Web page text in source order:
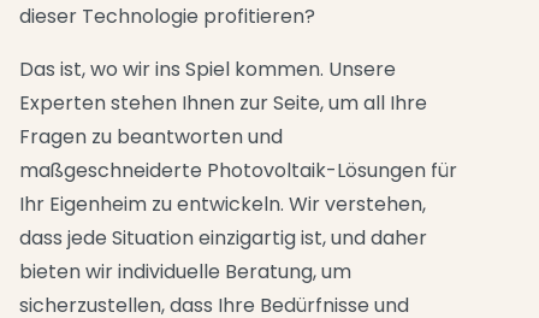
dieser Technologie profitieren?
Das ist, wo wir ins Spiel kommen. Unsere
Experten stehen Ihnen zur Seite, um all Ihre
Fragen zu beantworten und
maßgeschneiderte Photovoltaik-Lösungen für
Ihr Eigenheim zu entwickeln. Wir verstehen,
dass jede Situation einzigartig ist, und daher
bieten wir individuelle Beratung, um
sicherzustellen, dass Ihre Bedürfnisse und